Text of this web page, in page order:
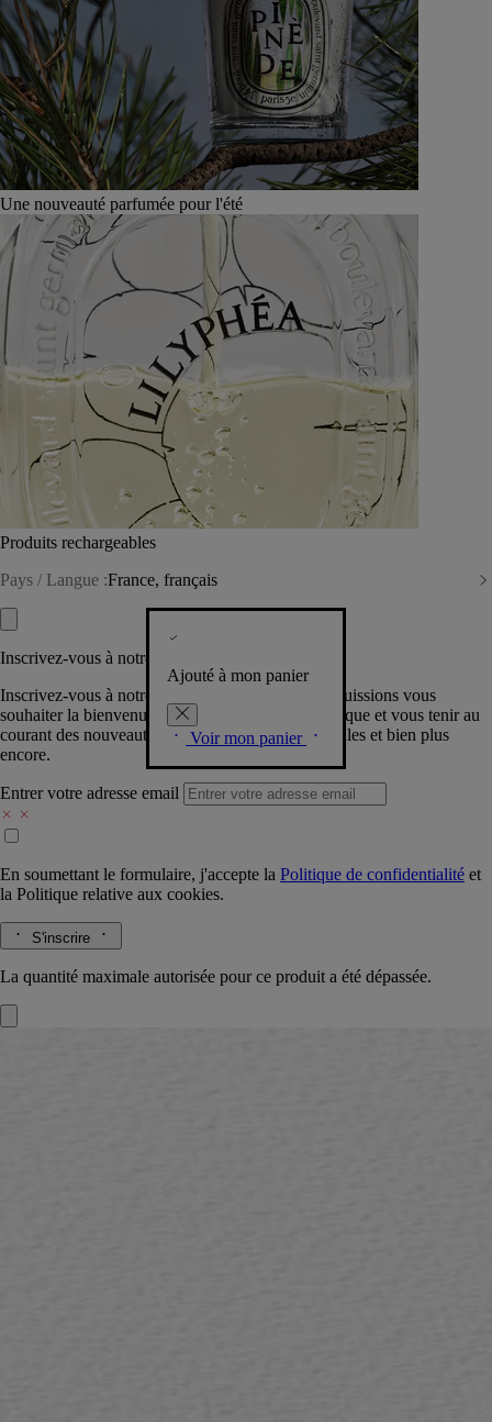
Une nouveauté parfumée pour l'été
Produits rechargeables
Pays / Langue :France, français
Ajouté à mon panier
Voir mon panier
Inscrivez-vous à notre Newsletter
Inscrivez-vous à notre newsletter pour que nous puissions vous
souhaiter la bienvenue dans la communauté Diptyque et vous tenir au
courant des nouveautés, événements, offres spéciales et bien plus
encore.
Entrer votre adresse email
En soumettant le formulaire, j'accepte la Politique de confidentialité et
la Politique relative aux cookies.
S'inscrire
La quantité maximale autorisée pour ce produit a été dépassée.